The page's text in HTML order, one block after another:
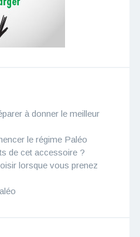
à donner le meilleur
le régime Paléo
de cet accessoire ?
lorsque vous prenez